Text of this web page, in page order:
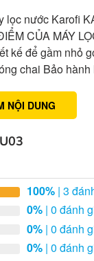
nước Karofi
CỦA MÁY
kế để gầm nhỏ
chai Bảo
NỘI DUNG
100% | 3
0% | 0 đánh
0% | 0 đánh
0% | 0 đánh